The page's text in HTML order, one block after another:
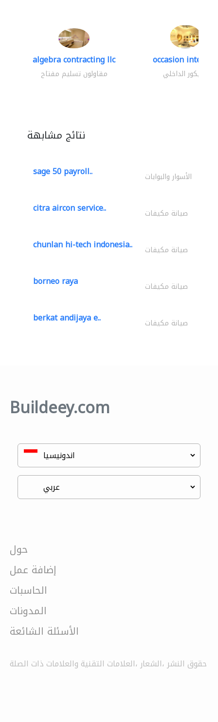
algebra contracting llc
مقاولون تسليم مفتاح
occasion interiors
الديكور الداخلي
نتائج مشابهة
sage 50 payroll.. الأسوار والبوابات
citra aircon service.. صيانة مكيفات
chunlan hi-tech indonesia.. صيانة مكيفات
borneo raya صيانة مكيفات
berkat andijaya e.. صيانة مكيفات
Buildeey.com
حول
إضافة عمل
الحاسبات
المدونات
الأسئلة الشائعة
حقوق النشر ،الشعار ،العلامات التقنية والعلامات ذات الصلة